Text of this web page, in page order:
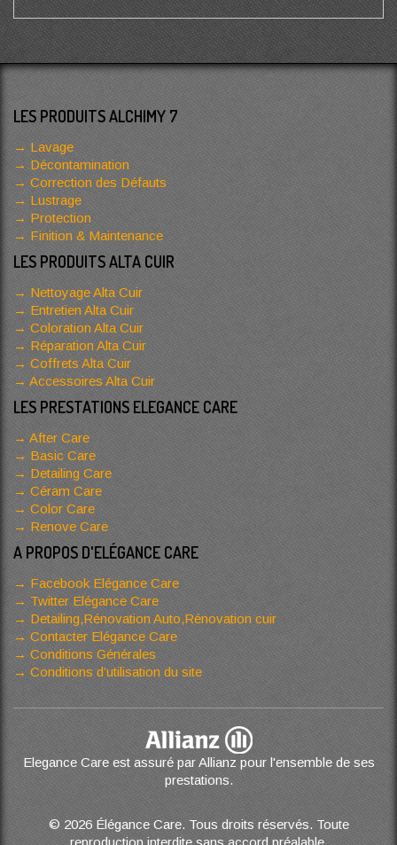
LES PRODUITS ALCHIMY 7
Lavage
Décontamination
Correction des Défauts
Lustrage
Protection
Finition & Maintenance
LES PRODUITS ALTA CUIR
Nettoyage Alta Cuir
Entretien Alta Cuir
Coloration Alta Cuir
Réparation Alta Cuir
Coffrets Alta Cuir
Accessoires Alta Cuir
LES PRESTATIONS ELEGANCE CARE
After Care
Basic Care
Detailing Care
Céram Care
Color Care
Renove Care
A PROPOS D'ELÉGANCE CARE
Facebook Elégance Care
Twitter Elégance Care
Detailing,Rénovation Auto,Rénovation cuir
Contacter Elégance Care
Conditions Générales
Conditions d’utilisation du site
Elegance Care est assuré par Allianz pour l'ensemble de ses
prestations.
© 2026 Élégance Care. Tous droits réservés. Toute
reproduction interdite sans accord préalable.